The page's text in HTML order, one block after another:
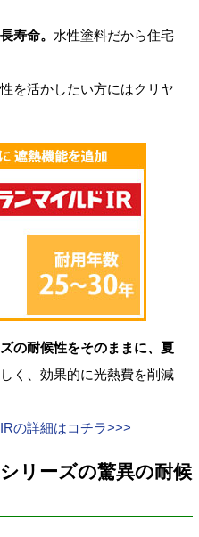
寿命。 水性塗料だから住宅
を活かしたい方にはクリヤ
の耐候性をそのままに、夏
く、効果的に光熱費を削減
の詳細はコチラ>>>
リーズの驚異の耐候